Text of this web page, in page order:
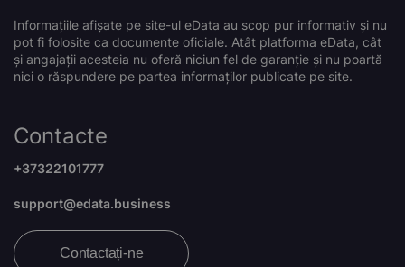
Informațiile afișate pe site-ul eData au scop pur informativ și nu
pot fi folosite ca documente oficiale. Atât platforma eData, cât
și angajații acesteia nu oferă niciun fel de garanție și nu poartă
nici o răspundere pe partea informaților publicate pe site.
Contacte
+37322101777
support@edata.business
Contactați-ne